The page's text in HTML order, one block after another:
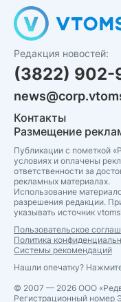
Редакция новостей:
(3822) 902-
Контакты
Размещение
Публикации с пометкой
условиях и оплачены
ответственности за
рекламных материалах.
Использование
разрешения редакции.
указывать источник
Пользовательское
Политика
Системы рекомендаций
Нашли опечатку?
© 2007 — 2026 ООО
Регистрационный